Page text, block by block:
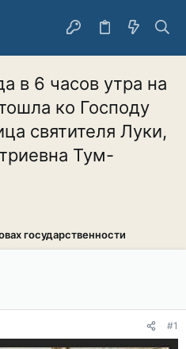
в 6 часов утра на
ко Господу
святителя Луки,
Тум-
государственности
#1